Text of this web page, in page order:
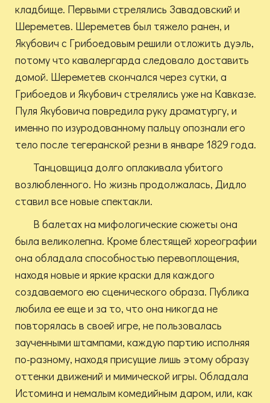
кладбище. Первыми стрелялись Завадовский и
Шереметев. Шереметев был тяжело ранен, и
Якубович с Грибоедовым решили отложить дуэль,
потому что кавалергарда следовало доставить
домой. Шереметев скончался через сутки, а
Грибоедов и Якубович стрелялись уже на Кавказе.
Пуля Якубовича повредила руку драматургу, и
именно по изуродованному пальцу опознали его
тело после тегеранской резни в январе 1829 года.
Танцовщица долго оплакивала убитого
возлюбленного. Но жизнь продолжалась, Дидло
ставил все новые спектакли.
В балетах на мифологические сюжеты она
была великолепна. Кроме блестящей хореографии
она обладала способностью перевоплощения,
находя новые и яркие краски для каждого
создаваемого ею сценического образа. Публика
любила ее еще и за то, что она никогда не
повторялась в своей игре, не пользовалась
заученными штампами, каждую партию исполняя
по-разному, находя присущие лишь этому образу
оттенки движений и мимической игры. Обладала
Истомина и немалым комедийным даром, или, как